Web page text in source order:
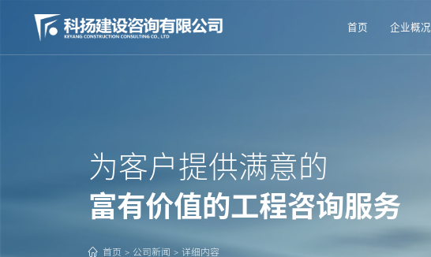
首页 企业概况
为客户提供满意的
富有价值的工程咨询服务
首页 公司新闻 详细内容